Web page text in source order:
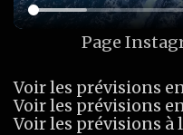
Page
Voir les prévisions
Voir les prévisions
Voir les prévisions à